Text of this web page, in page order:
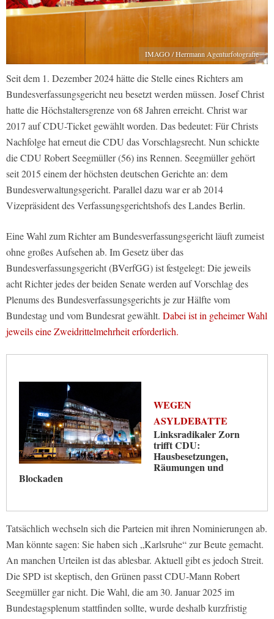
IMAGO / Herrmann Agenturfotografie
Seit dem 1. Dezember 2024 hätte die Stelle eines Richters am
Bundesverfassungsgericht neu besetzt werden müssen. Josef Christ
hatte die Höchstaltersgrenze von 68 Jahren erreicht. Christ war
2017 auf CDU-Ticket gewählt worden. Das bedeutet: Für Christs
Nachfolge hat erneut die CDU das Vorschlagsrecht. Nun schickte
die CDU Robert Seegmüller (56) ins Rennen. Seegmüller gehört
seit 2015 einem der höchsten deutschen Gerichte an: dem
Bundesverwaltungsgericht. Parallel dazu war er ab 2014
Vizepräsident des Verfassungsgerichtshofs des Landes Berlin.
Eine Wahl zum Richter am Bundesverfassungsgericht läuft zumeist
ohne großes Aufsehen ab. Im Gesetz über das
Bundesverfassungsgericht (BVerfGG) ist festgelegt: Die jeweils
acht Richter jedes der beiden Senate werden auf Vorschlag des
Plenums des Bundesverfassungsgerichts je zur Hälfte vom
Bundestag und vom Bundesrat gewählt. Dabei ist in geheimer Wahl
jeweils eine Zweidrittelmehrheit erforderlich.
WEGEN
ASYLDEBATTE
Linksradikaler Zorn
trifft CDU:
Hausbesetzungen,
Räumungen und
Blockaden
Tatsächlich wechseln sich die Parteien mit ihren Nominierungen ab.
Man könnte sagen: Sie haben sich „Karlsruhe“ zur Beute gemacht.
An manchen Urteilen ist das ablesbar. Aktuell gibt es jedoch Streit.
Die SPD ist skeptisch, den Grünen passt CDU-Mann Robert
Seegmüller gar nicht. Die Wahl, die am 30. Januar 2025 im
Bundestagsplenum stattfinden sollte, wurde deshalb kurzfristig